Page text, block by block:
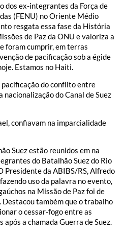
dos ex-integrantes da Força de
(FENU) no Oriente Médio
resgata essa fase da História
de Paz da ONU e valoriza a
foram cumprir, em terras
de pacificação sob a égide
Estamos no Haiti.
pacificação do conflito entre
nacionalização do Canal de Suez
confiavam na imparcialidade
Suez estão reunidos em na
do Batalhão Suez do Rio
Presidente da ABIBS/RS, Alfredo
uso da palavra no evento,
na Missão de Paz foi de
também que o trabalho
o cessar-fogo entre as
a chamada Guerra de Suez.